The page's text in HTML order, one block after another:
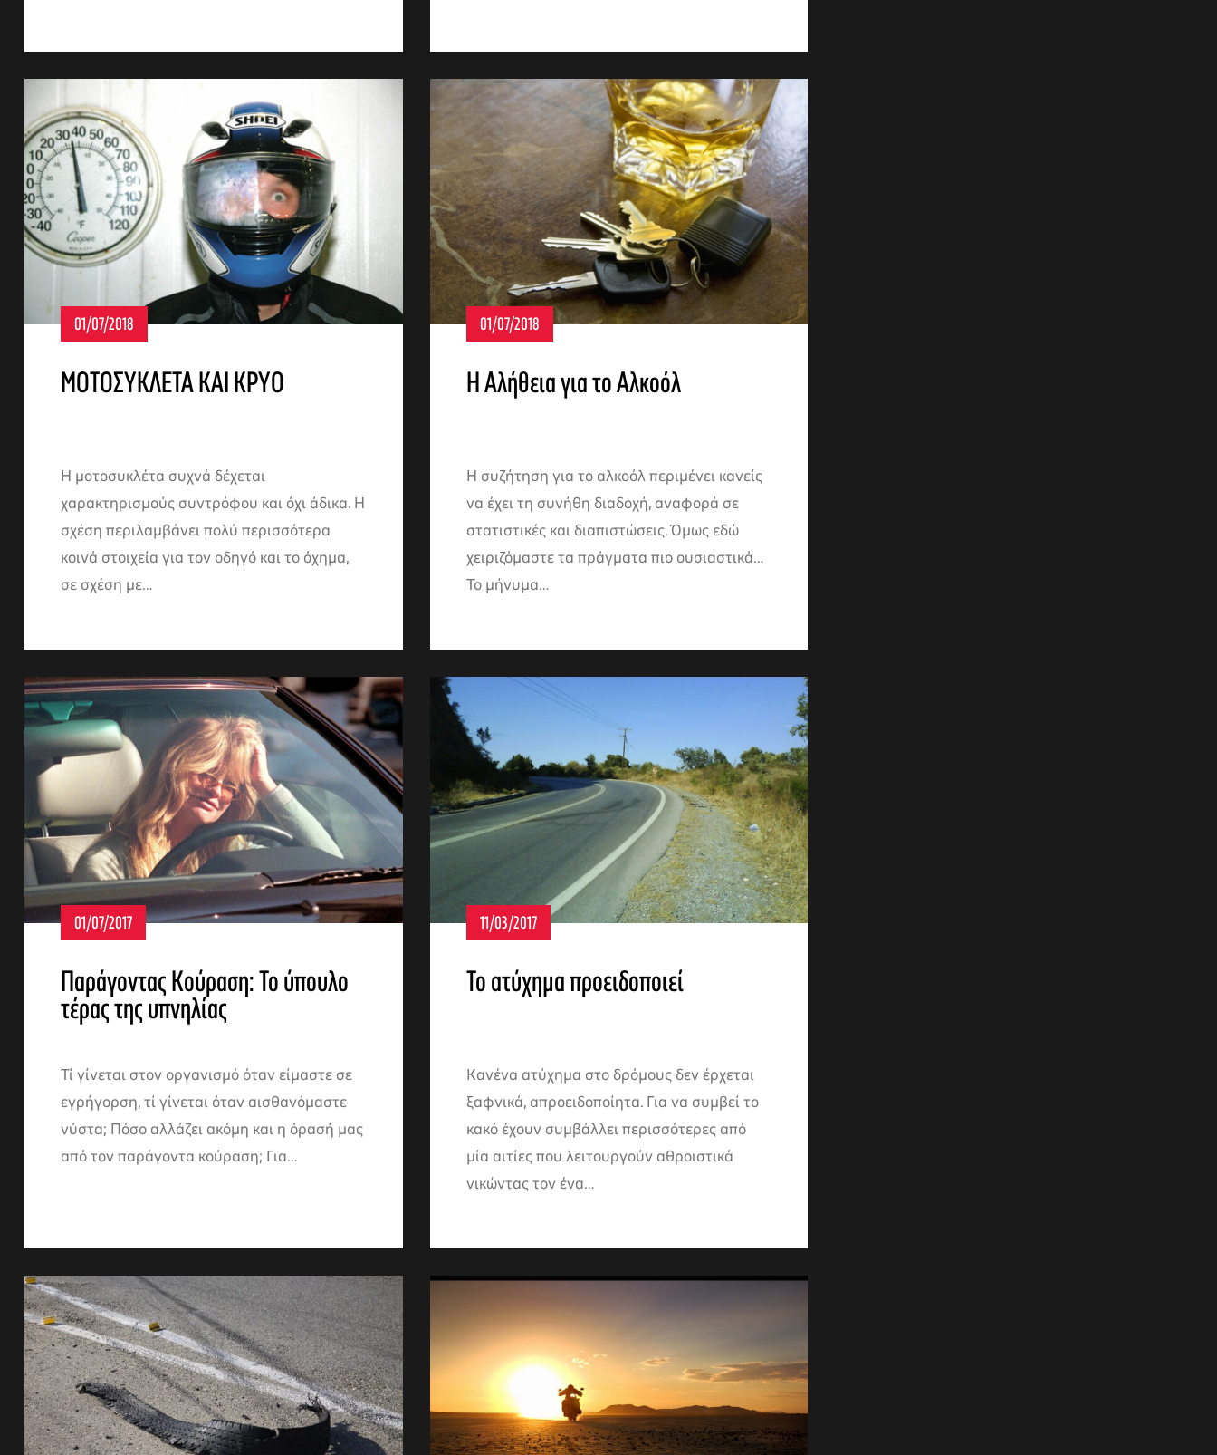
ΜΟΤΟΣΥΚΛΕΤΑ ΚΑΙ ΚΡΥΟ
01/07/2018
Η μοτοσυκλέτα συχνά δέχεται
χαρακτηρισμούς συντρόφου και όχι άδικα. Η
σχέση περιλαμβάνει πολύ περισσότερα
κοινά στοιχεία για τον οδηγό και το όχημα,
σε σχέση με…
Η Αλήθεια για το Αλκοόλ
01/07/2018
H συζήτηση για το αλκοόλ περιμένει κανείς
να έχει τη συνήθη διαδοχή, αναφορά σε
στατιστικές και διαπιστώσεις. Όμως εδώ
χειριζόμαστε τα πράγματα πιο ουσιαστικά…
Το μήνυμα…
Παράγοντας Κούραση: Το ύπουλο
τέρας της υπνηλίας
01/07/2017
Τί γίνεται στον οργανισμό όταν είμαστε σε
εγρήγορση, τί γίνεται όταν αισθανόμαστε
νύστα; Πόσο αλλάζει ακόμη και η όρασή μας
από τον παράγοντα κούραση; Για…
Το ατύχημα προειδοποιεί
11/03/2017
Κανένα ατύχημα στο δρόμους δεν έρχεται
ξαφνικά, απροειδοποίητα. Για να συμβεί το
κακό έχουν συμβάλλει περισσότερες από
μία αιτίες που λειτουργούν αθροιστικά
νικώντας τον ένα…